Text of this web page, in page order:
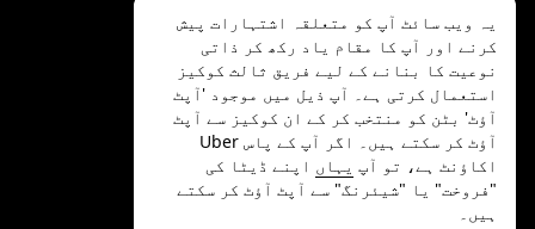
©
2026
.Uber Technologies Inc
یہ ویب سائٹ آپ کو متعلقہ اشتہارات پیش
کرنے اور آپ کا مقام یاد رکھ کر ذاتی
نوعیت کا بنانے کے لیے فریق ثالث کوکیز
استعمال کرتی ہے۔ آپ ذیل میں موجود 'آپٹ
آؤٹ' بٹن کو منتخب کر کے ان کوکیز سے آپٹ
آؤٹ کر سکتے ہیں۔ اگر آپ کے پاس Uber
اکاؤنٹ ہے، تو آپ یہاں اپنے ڈیٹا کی
"فروخت" یا "شیئرنگ" سے آپٹ آؤٹ کر سکتے
ہیں۔